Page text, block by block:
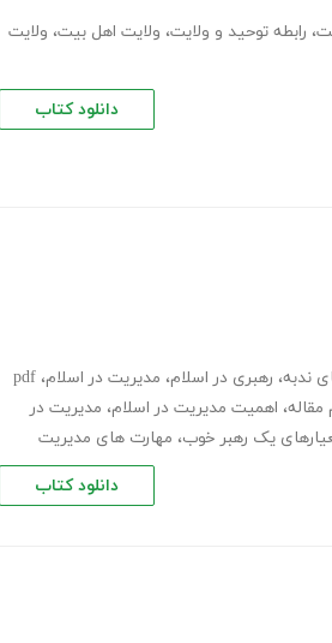
، رابطه توحید و ولایت، ولایت اهل بیت، ولایت
دانلود کتاب
ندبه، رهبری در اسلام، مدیریت در اسلام، pdf
مقاله، اهمیت مدیریت در اسلام، مدیریت در
یک رهبر خوب، مهارت های مدیریت
دانلود کتاب